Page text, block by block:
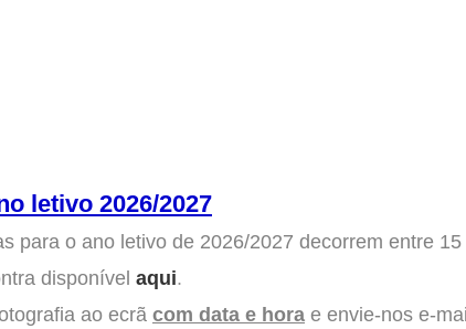
letivo 2026/2027
para o ano letivo de 2026/2027 decorrem entre
disponível aqui.
ao ecrã com data e hora e envie-nos e-